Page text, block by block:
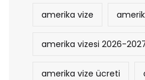
amerika vize
amerika vizesi 2026-
amerika vize ücreti